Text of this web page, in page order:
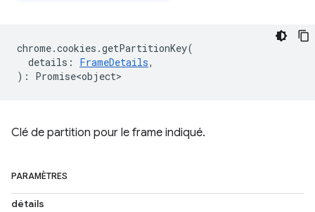
chrome.cookies .getPartitionKey(
details : FrameDetails,
) : Promise<object>
Clé de partition pour le frame indiqué.
PARAMÈTRES
détails